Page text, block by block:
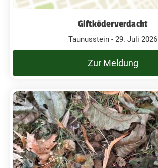
Giftköderverdacht
Taunusstein - 29. Juli 2026
Zur Meldung